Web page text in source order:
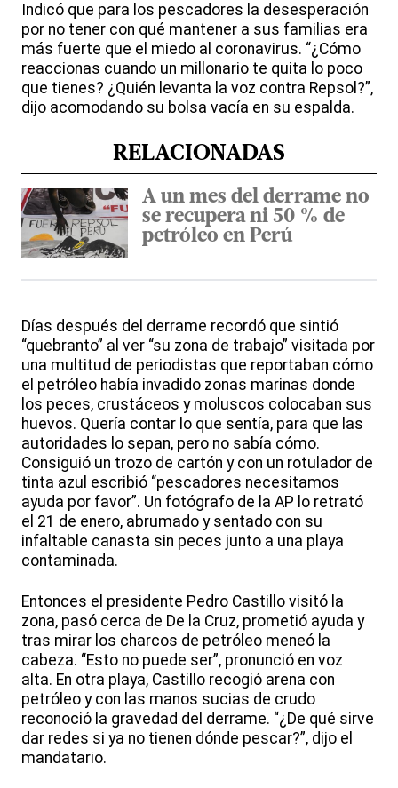
Indicó que para los pescadores la desesperación
por no tener con qué mantener a sus familias era
más fuerte que el miedo al coronavirus. “¿Cómo
reaccionas cuando un millonario te quita lo poco
que tienes? ¿Quién levanta la voz contra Repsol?”,
dijo acomodando su bolsa vacía en su espalda.
RELACIONADAS
A un mes del derrame no
se recupera ni 50 % de
petróleo en Perú
Días después del derrame recordó que sintió
“quebranto” al ver “su zona de trabajo” visitada por
una multitud de periodistas que reportaban cómo
el petróleo había invadido zonas marinas donde
los peces, crustáceos y moluscos colocaban sus
huevos. Quería contar lo que sentía, para que las
autoridades lo sepan, pero no sabía cómo.
Consiguió un trozo de cartón y con un rotulador de
tinta azul escribió “pescadores necesitamos
ayuda por favor”. Un fotógrafo de la AP lo retrató
el 21 de enero, abrumado y sentado con su
infaltable canasta sin peces junto a una playa
contaminada.
Entonces el presidente Pedro Castillo visitó la
zona, pasó cerca de De la Cruz, prometió ayuda y
tras mirar los charcos de petróleo meneó la
cabeza. “Esto no puede ser”, pronunció en voz
alta. En otra playa, Castillo recogió arena con
petróleo y con las manos sucias de crudo
reconoció la gravedad del derrame. “¿De qué sirve
dar redes si ya no tienen dónde pescar?”, dijo el
mandatario.